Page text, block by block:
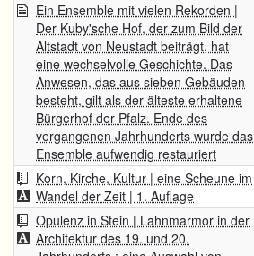
Ein Ensemble mit vielen Rekorden |
Der Kuby'sche Hof, der zum Bild der
Altstadt von Neustadt beiträgt, hat
eine wechselvolle Geschichte. Das
Anwesen, das aus sieben Gebäuden
besteht, gilt als der älteste erhaltene
Bürgerhof der Pfalz. Ende des
vergangenen Jahrhunderts wurde das
Ensemble aufwendig restauriert
Korn, Kirche, Kultur | eine Scheune im
Wandel der Zeit | 1. Auflage
Opulenz in Stein | Lahnmarmor in der
Architektur des 19. und 20.